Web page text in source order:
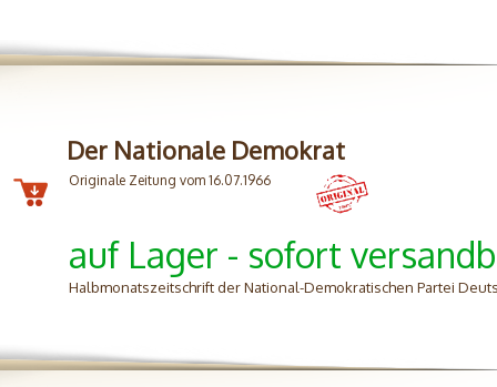
Der Nationale Demokrat
Originale Zeitung vom 16.07.1966
auf Lager - sofort
Halbmonatszeitschrift der National-Demokratischen Partei